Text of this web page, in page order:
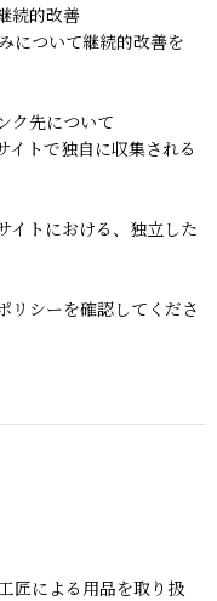
続的改善
について継続的改善を
ク先について
イトで独自に収集される
イトにおける、独立した
リシーを確認してくださ
匠による用品を取り扱